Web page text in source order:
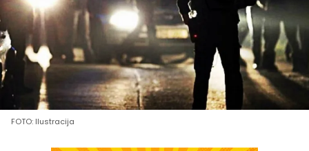
FOTO: Ilustracija